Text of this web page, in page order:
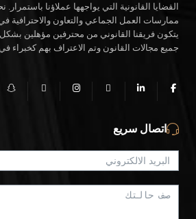
القضايا القانونية التي يواجهها عملاؤنا
ممارسات العمل الجماعي والتعاون والاحترافية في
يتكون فريقنا القانوني من محترفين مؤهلين
جميع مجالات القانون وتم الاعتراف بهم كخبراء
اتصال سريع